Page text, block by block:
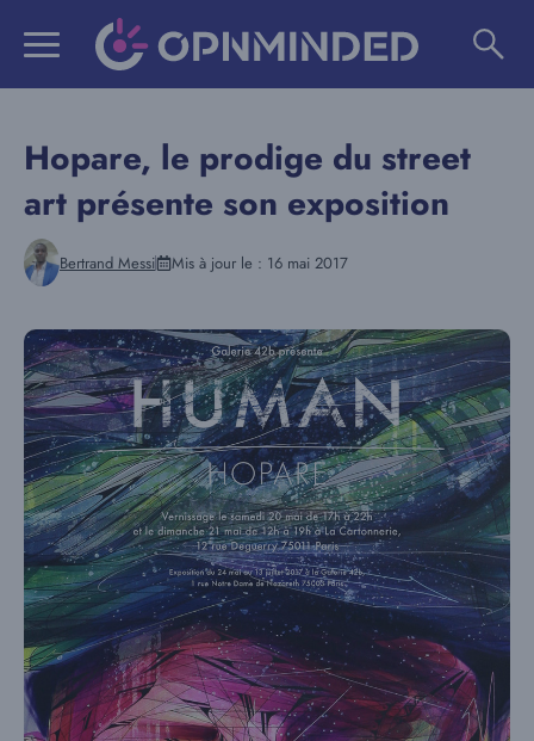
Hopare, le prodige du street
art présente son exposition
Bertrand Messi Mis à jour le : 16 mai 2017